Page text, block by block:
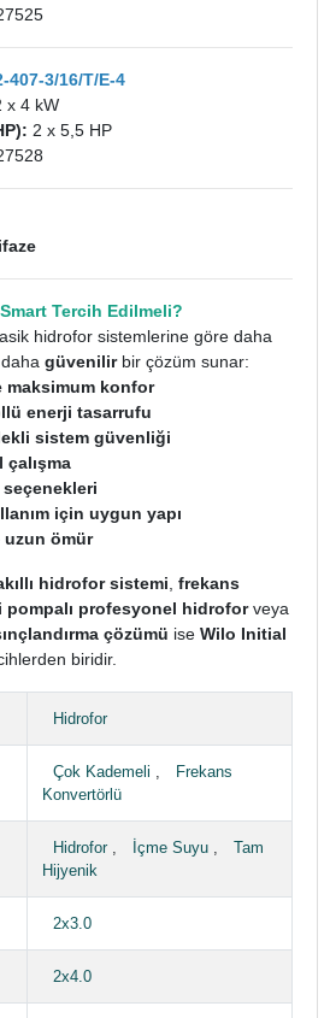
407-3/16/T/E-4
x 4 kW
2 x 5,5 HP
Tercih Edilmeli?
hidrofor sistemlerine göre daha
güvenilirbir çözüm sunar:
maksimum konfor
enerji tasarrufu
sistem güvenliği
çalışma
için uygun yapı
ömür
hidrofor sistemi frekans
pompalı profesyonel hidroforveya
çözümü ise Wilo Initial
biridir.
Hidrofor
Çok Kademeli ,
Frekans
Konvertörlü
Hidrofor, İçme Suyu ,
Tam
Hijyenik
2x3.0
2x4.0